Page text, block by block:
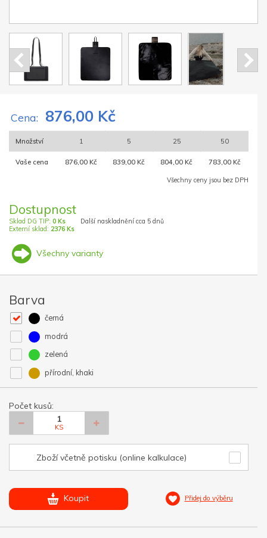
Cena: 876,00 Kč
Množství 1 5 25 50
Vaše cena 876,00 Kč 839,00 Kč 804,00 Kč 783,00 Kč
Všechny ceny jsou bez DPH
Dostupnost
Sklad DG TIP: 0 Ks
Externí sklad: 2376 Ks
Další naskladnění cca 5 dnů
Všechny varianty
Barva
černá
modrá
zelená
přírodní, khaki
Počet kusů:
KS
Zboží včetně potisku (online kalkulace)
Koupit Přidej do výběru